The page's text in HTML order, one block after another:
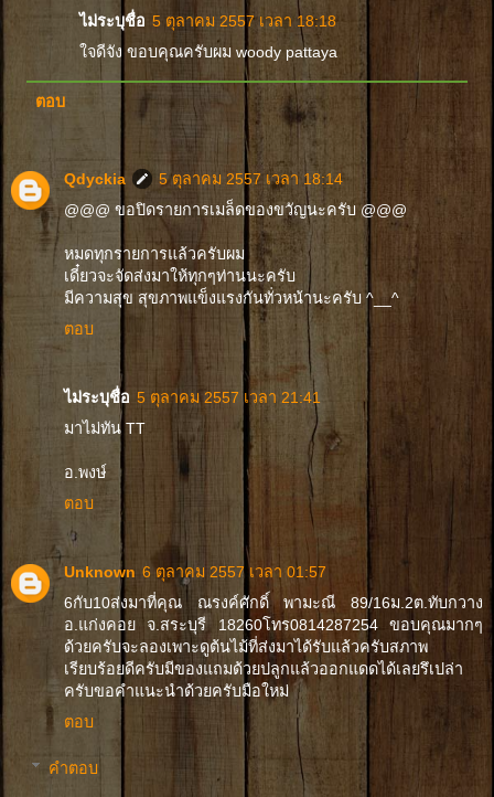
ไม่ระบุชื่อ 5 ตุลาคม 2557 เวลา 18:18
ใจดีจัง ขอบคุณครับผม woody pattaya
ตอบ
Qdyckia
5 ตุลาคม 2557 เวลา 18:14
@@@ ขอปิดรายการเมล็ดของขวัญนะครับ @@@
หมดทุกรายการแล้วครับผม
เดี๋ยวจะจัดส่งมาให้ทุกๆท่านนะครับ
มีความสุข สุขภาพแข็งแรงกันทั่วหน้านะครับ ^__^
ตอบ
ไม่ระบุชื่อ 5 ตุลาคม 2557 เวลา 21:41
มาไม่ทัน TT
อ.พงษ์
ตอบ
Unknown 6 ตุลาคม 2557 เวลา 01:57
6กับ10ส่งมาที่คุณ ณรงค์ศักดิ์ พามะณี 89/16ม.2ต.ทับกวาง
อ.แก่งคอย จ.สระบุรี 18260โทร0814287254 ขอบคุณมากๆ
ด้วยครับจะลองเพาะดูต้นไม้ที่ส่งมาได้รับแล้วครับสภาพ
เรียบร้อยดีครับมีของแถมด้วยปลูกแล้วออกแดดได้เลยรึเปล่า
ครับขอคำแนะนำด้วยครับมือใหม่
ตอบ
คำตอบ